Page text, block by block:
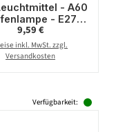
- A60
- E27 -
- Warmweiß
- 25lm -
schlagfestes
Regulärer Preis:
9,59 €
inkl. MwSt. zzgl.
Versandkosten
Verfügbarkeit: